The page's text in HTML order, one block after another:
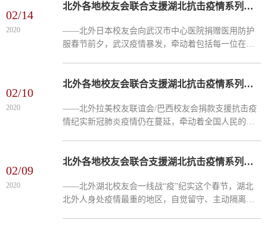
“疫”第一线...
02/14
2020
北外各地校友会联合支援湖北抗击疫情系列报道（四）
​——北外日本校友会向武汉市中心医院捐赠医用防护
服春节前夕，武汉疫情暴发，牵动着包括每一位在日
心医院捐赠...
02/10
2020
北外各地校友会联合支援湖北抗击疫情系列报道（三）
——北外拉美校友联谊会/巴西校友会捐款支援抗击疫
情纪实新冠肺炎疫情仍在蔓延，牵动着全国人民的
援。如何帮助疫...
02/09
2020
北外各地校友会联合支援湖北抗击疫情系列报道（二）
——北外湖北校友会一线战“疫”纪实这个春节，湖北
北外人身处疫情最重的地区，自觉留守、主动隔离的